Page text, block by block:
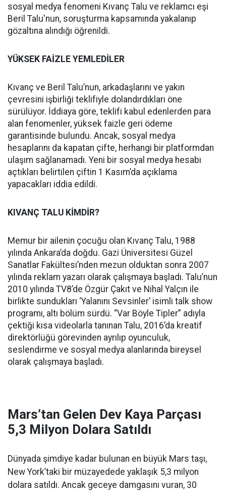
sosyal medya fenomeni Kıvanç Talu ve reklamcı eşi
Beril Talu'nun, soruşturma kapsamında yakalanıp
gözaltına alındığı öğrenildi.
YÜKSEK FAİZLE YEMLEDİLER
Kıvanç ve Beril Talu’nun, arkadaşlarını ve yakın
çevresini işbirliği teklifiyle dolandırdıkları öne
sürülüyor. İddiaya göre, teklifi kabul edenlerden para
alan fenomenler, yüksek faizle geri ödeme
garantisinde bulundu. Ancak, sosyal medya
hesaplarını da kapatan çifte, herhangi bir platformdan
ulaşım sağlanamadı. Yeni bir sosyal medya hesabı
açtıkları belirtilen çiftin 1 Kasım’da açıklama
yapacakları iddia edildi.
KIVANÇ TALU KİMDİR?
Memur bir ailenin çocuğu olan Kıvanç Talu, 1988
yılında Ankara’da doğdu. Gazi Üniversitesi Güzel
Sanatlar Fakültesi’nden mezun olduktan sonra 2007
yılında reklam yazarı olarak çalışmaya başladı. Talu’nun
2010 yılında TV8’de Özgür Çakıt ve Nihal Yalçın ile
birlikte sundukları ‘Yalanını Sevsinler’ isimli talk show
programı, altı bölüm sürdü. “Var Böyle Tipler” adıyla
çektiği kısa videolarla tanınan Talu, 2016’da kreatif
direktörlüğü görevinden ayrılıp oyunculuk,
seslendirme ve sosyal medya alanlarında bireysel
olarak çalışmaya başladı.
Mars’tan Gelen Dev Kaya Parçası
5,3 Milyon Dolara Satıldı
Dünyada şimdiye kadar bulunan en büyük Mars taşı,
New York’taki bir müzayedede yaklaşık 5,3 milyon
dolara satıldı. Ancak geceye damgasını vuran, 30